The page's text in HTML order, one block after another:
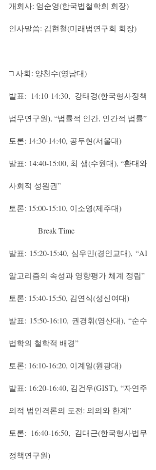
개회사: 엄순영(한국법철학회 회장)
인사말씀: 김현철(미래법연구회 회장)
□ 사회: 양천수(영남대)
발표: 14:10-14:30, 강태경(한국형사정책
법무연구원), “법률적 인간, 인간적 법률”
토론: 14:30-14:40, 공두현(서울대)
발표: 14:40-15:00, 최 샘(수원대), “환대와
사회적 성원권”
토론: 15:00-15:10, 이소영(제주대)
               Break Time
발표: 15:20-15:40, 심우민(경인교대), “AI
알고리즘의 속성과 영향평가 체계 정립”
토론: 15:40-15:50, 김연식(성신여대)
발표: 15:50-16:10, 권경휘(영산대), “순수
법학의 철학적 배경”
토론: 16:10-16:20, 이계일(원광대)
발표: 16:20-16:40, 김건우(GIST), “자연주
의적 법인격론의 도전: 의의와 한계”
토론: 16:40-16:50, 김대근(한국형사법무
정책연구원)